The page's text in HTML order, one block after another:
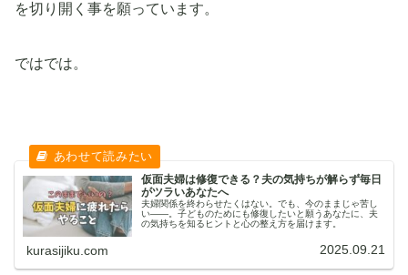
を切り開く事を願っています。
ではでは。
仮面夫婦は修復できる？夫の気持ちが解らず毎日
がツラいあなたへ
夫婦関係を終わらせたくはない。でも、今のままじゃ苦し
い——。子どものためにも修復したいと願うあなたに、夫
の気持ちを知るヒントと心の整え方を届けます。
kurasijiku.com 2025.09.21